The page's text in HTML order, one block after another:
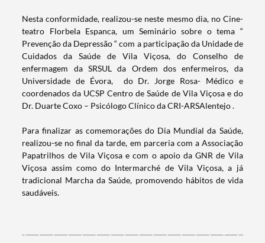
Termo de Pesquisa
Nesta conformidade, realizou-se neste mesmo dia, no Cine-
teatro Florbela Espanca, um Seminário sobre o tema “
Prevenção da Depressão “ com a participação da Unidade de
Cuidados da Saúde de Vila Viçosa, do Conselho de
enfermagem da SRSUL da Ordem dos enfermeiros, da
Universidade de Évora, do Dr. Jorge Rosa- Médico e
coordenados da UCSP Centro de Saúde de Vila Viçosa e do
Dr. Duarte Coxo – Psicólogo Clínico da CRI-ARSAlentejo .
Para finalizar as comemorações do Dia Mundial da Saúde,
realizou-se no final da tarde, em parceria com a Associação
Papatrilhos de Vila Viçosa e com o apoio da GNR de Vila
Viçosa assim como do Intermarché de Vila Viçosa, a já
tradicional Marcha da Saúde, promovendo hábitos de vida
saudáveis.